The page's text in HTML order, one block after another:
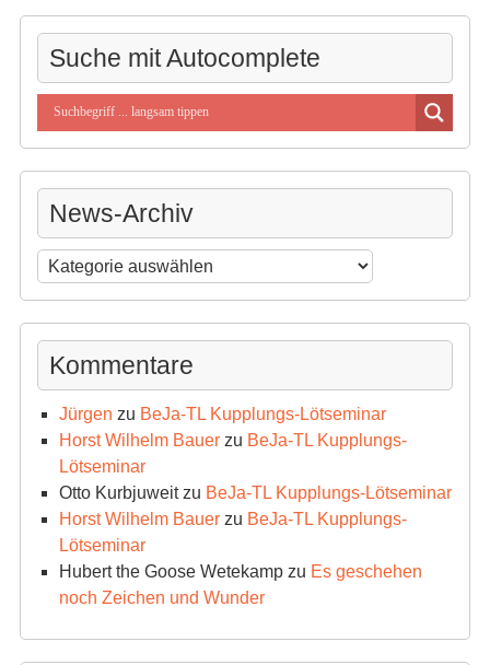
Suche mit Autocomplete
News-Archiv
News-
Archiv
Kommentare
Jürgen zu BeJa-TL Kupplungs-Lötseminar
Horst Wilhelm Bauerzu BeJa-TL Kupplungs-
Lötseminar
Otto Kurbjuweitzu BeJa-TL Kupplungs-Lötseminar
Horst Wilhelm Bauerzu BeJa-TL Kupplungs-
Lötseminar
Hubert the Goose Wetekampzu Es geschehen
noch Zeichen und Wunder